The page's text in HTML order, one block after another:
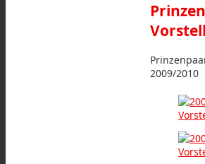
2009/2010